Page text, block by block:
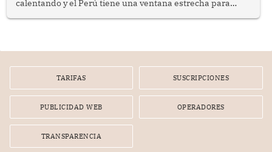
calentando y el Perú tiene una ventana estrecha para
TARIFAS SUSCRIPCIONES
PUBLICIDAD WEB OPERADORES
TRANSPARENCIA